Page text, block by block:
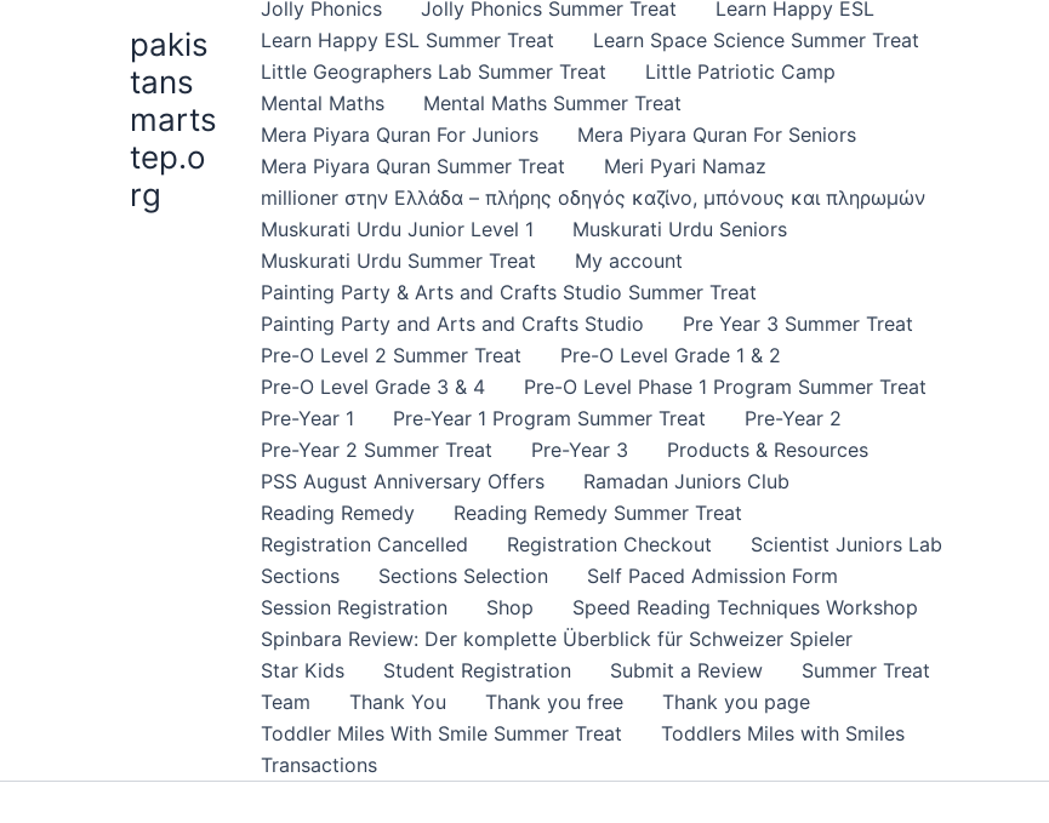
pakis
tans
marts
tep.o
rg
Jolly Phonics
Jolly Phonics Summer Treat
Learn Happy ESL
Learn Happy ESL Summer Treat
Learn Space Science Summer Treat
Little Geographers Lab Summer Treat
Little Patriotic Camp
Mental Maths
Mental Maths Summer Treat
Mera Piyara Quran For Juniors
Mera Piyara Quran For Seniors
Mera Piyara Quran Summer Treat
Meri Pyari Namaz
millioner στην Ελλάδα – πλήρης οδηγός καζίνο, μπόνους και πληρωμών
Muskurati Urdu Junior Level 1
Muskurati Urdu Seniors
Muskurati Urdu Summer Treat
My account
Painting Party & Arts and Crafts Studio Summer Treat
Painting Party and Arts and Crafts Studio
Pre Year 3 Summer Treat
Pre-O Level 2 Summer Treat
Pre-O Level Grade 1 & 2
Pre-O Level Grade 3 & 4
Pre-O Level Phase 1 Program Summer Treat
Pre-Year 1
Pre-Year 1 Program Summer Treat
Pre-Year 2
Pre-Year 2 Summer Treat
Pre-Year 3
Products & Resources
PSS August Anniversary Offers
Ramadan Juniors Club
Reading Remedy
Reading Remedy Summer Treat
Registration Cancelled
Registration Checkout
Scientist Juniors Lab
Sections
Sections Selection
Self Paced Admission Form
Session Registration
Shop
Speed Reading Techniques Workshop
Spinbara Review: Der komplette Überblick für Schweizer Spieler
Star Kids
Student Registration Submit a Review
Summer Treat
Team
Thank You Thank you free
Thank you page
Toddler Miles With Smile Summer Treat
Toddlers Miles with Smiles
Transactions